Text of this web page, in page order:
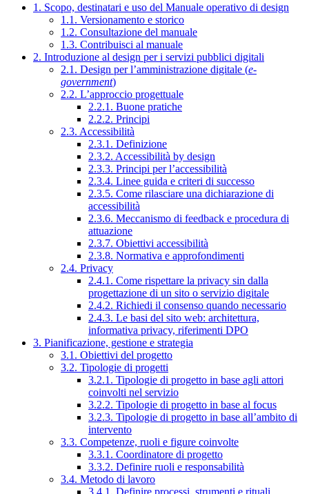
1. Scopo, destinatari e uso del Manuale operativo di design
1.1. Versionamento e storico
1.2. Consultazione del manuale
1.3. Contribuisci al manuale
2. Introduzione al design per i servizi pubblici digitali
2.1. Design per l’amministrazione digitale (e-
government)
2.2. L’approccio progettuale
2.2.1. Buone pratiche
2.2.2. Principi
2.3. Accessibilità
2.3.1. Definizione
2.3.2. Accessibilità by design
2.3.3. Principi per l’accessibilità
2.3.4. Linee guida e criteri di successo
2.3.5. Come rilasciare una dichiarazione di
accessibilità
2.3.6. Meccanismo di feedback e procedura di
attuazione
2.3.7. Obiettivi accessibilità
2.3.8. Normativa e approfondimenti
2.4. Privacy
2.4.1. Come rispettare la privacy sin dalla
progettazione di un sito o servizio digitale
2.4.2. Richiedi il consenso quando necessario
2.4.3. Le basi del sito web: architettura,
informativa privacy, riferimenti DPO
3. Pianificazione, gestione e strategia
3.1. Obiettivi del progetto
3.2. Tipologie di progetti
3.2.1. Tipologie di progetto in base agli attori
coinvolti nel servizio
3.2.2. Tipologie di progetto in base al focus
3.2.3. Tipologie di progetto in base all’ambito di
intervento
3.3. Competenze, ruoli e figure coinvolte
3.3.1. Coordinatore di progetto
3.3.2. Definire ruoli e responsabilità
3.4. Metodo di lavoro
3.4.1. Definire processi, strumenti e rituali